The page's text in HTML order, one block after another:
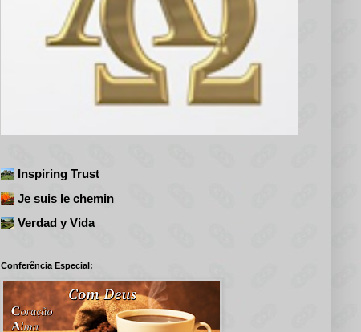
Inspiring Trust
Je suis le chemin
Verdad y Vida
Conferência Especial: